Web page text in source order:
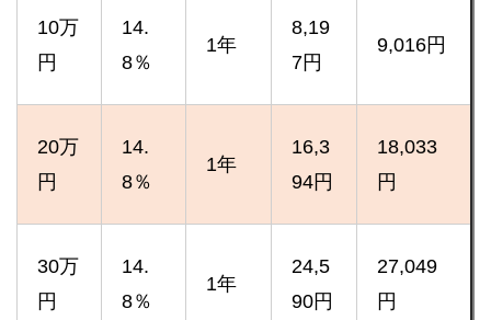
10万
円
14.
8％
1年
8,19
7円
9,016円
20万
円
14.
8％
1年
16,3
94円
18,033
円
30万
円
14.
8％
1年
24,5
90円
27,049
円